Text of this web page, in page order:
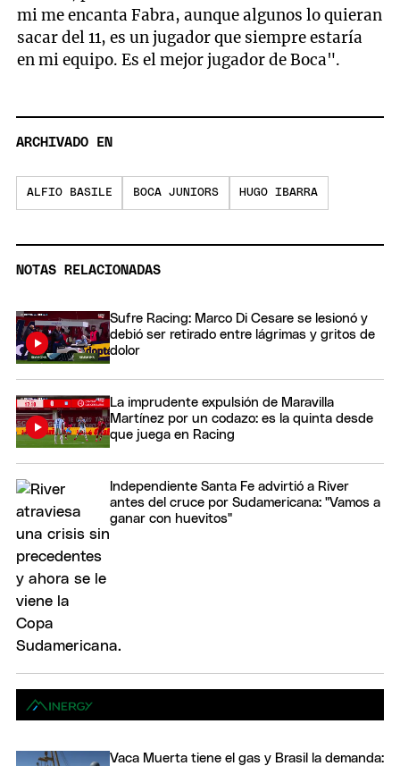
mi me encanta Fabra, aunque algunos lo quieran
sacar del 11, es un jugador que siempre estaría
en mi equipo. Es el mejor jugador de Boca".
ARCHIVADO EN
ALFIO BASILE BOCA JUNIORS HUGO IBARRA
NOTAS RELACIONADAS
Sufre Racing: Marco Di Cesare se lesionó y
debió ser retirado entre lágrimas y gritos de
dolor
La imprudente expulsión de Maravilla
Martínez por un codazo: es la quinta desde
que juega en Racing
Independiente Santa Fe advirtió a River
antes del cruce por Sudamericana: "Vamos a
ganar con huevitos"
Vaca Muerta tiene el gas y Brasil la demanda: